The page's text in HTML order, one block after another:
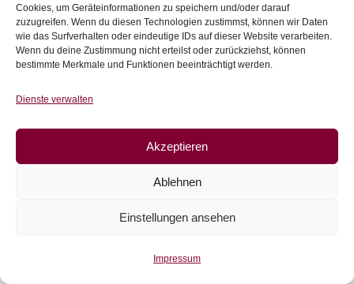
Cookies, um Geräteinformationen zu speichern und/oder darauf
zuzugreifen. Wenn du diesen Technologien zustimmst, können wir Daten
wie das Surfverhalten oder eindeutige IDs auf dieser Website verarbeiten.
Wenn du deine Zustimmung nicht erteilst oder zurückziehst, können
bestimmte Merkmale und Funktionen beeinträchtigt werden.
Dienste verwalten
Akzeptieren
Ablehnen
Einstellungen ansehen
Impressum